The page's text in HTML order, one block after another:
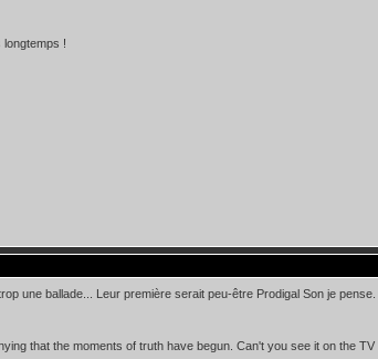
longtemps !
une ballade... Leur première serait peu-être Prodigal Son je pense.
that the moments of truth have begun. Can't you see it on the